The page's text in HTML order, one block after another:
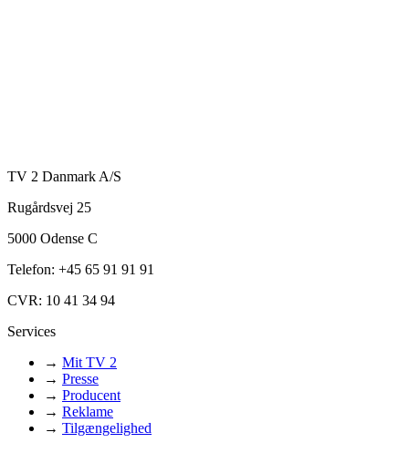
TV 2 Danmark A/S
Rugårdsvej 25
5000 Odense C
Telefon: +45 65 91 91 91
CVR: 10 41 34 94
Services
→ Mit TV 2
→ Presse
→ Producent
→ Reklame
→ Tilgængelighed